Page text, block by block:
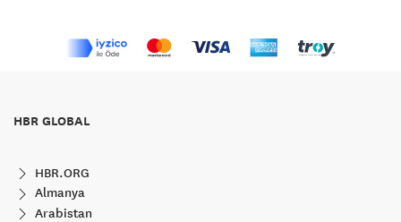
HBR GLOBAL
HBR.ORG
Almanya
Arabistan